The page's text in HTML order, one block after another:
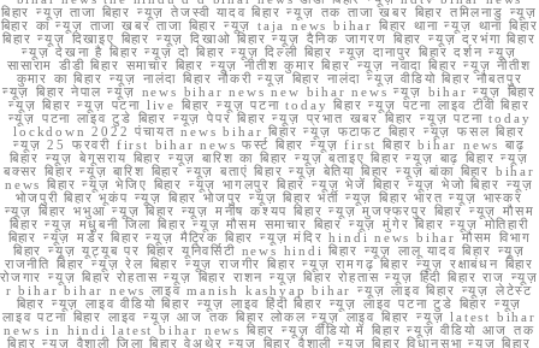
बिहार न्यूज़ ताजा बिहार न्यूज़ तेजस्वी यादव बिहार न्यूज़ तक ताजा खबर बिहार तमिलनाडु न्यूज़
बिहार का न्यूज़ ताजा खबर ताजा बिहार न्यूज़ taja news bihar बिहार थाना न्यूज़ थाना बिहार
बिहार न्यूज़ दिखाइए बिहार न्यूज़ दिखाओ बिहार न्यूज़ दैनिक जागरण बिहार न्यूज़ दरभंगा बिहार
न्यूज़ देखना है बिहार न्यूज़ दो बिहार न्यूज़ दिल्ली बिहार न्यूज़ दानापुर बिहार दर्शन न्यूज़
सासाराम डीडी बिहार समाचार बिहार न्यूज़ नीतीश कुमार बिहार न्यूज़ नवादा बिहार न्यूज़ नीतीश
कुमार का बिहार न्यूज़ नालंदा बिहार नौकरी न्यूज़ बिहार नालंदा न्यूज़ वीडियो बिहार नौबतपुर
न्यूज़ बिहार नेपाल न्यूज़ news bihar news new bihar news न्यूज़ bihar न्यूज़ बिहार
न्यूज़ बिहार न्यूज़ पटना live बिहार न्यूज़ पटना today बिहार न्यूज़ पटना लाइव टीवी बिहार
न्यूज़ पटना लाइव टुडे बिहार न्यूज़ पेपर बिहार न्यूज़ प्रभात खबर बिहार न्यूज़ पटना today
lockdown 2022 पंचायत news bihar बिहार न्यूज़ फटाफट बिहार न्यूज़ फसल बिहार
न्यूज़ 25 फरवरी first bihar news फर्स्ट बिहार न्यूज़ first बिहार bihar news बाढ़
बिहार न्यूज़ बेगूसराय बिहार न्यूज़ बारिश का बिहार न्यूज़ बताइए बिहार न्यूज़ बाढ़ बिहार न्यूज़
बक्सर बिहार न्यूज़ बारिश बिहार न्यूज़ बताएं बिहार न्यूज़ बेतिया बिहार न्यूज़ बांका बिहार bihar
news बिहार न्यूज़ भेजिए बिहार न्यूज़ भागलपुर बिहार न्यूज़ भेजें बिहार न्यूज़ भेजो बिहार न्यूज़
भोजपुरी बिहार भूकंप न्यूज़ बिहार भोजपुर न्यूज़ बिहार भर्ती न्यूज़ बिहार भारत न्यूज़ भास्कर
न्यूज़ बिहार भभुआ न्यूज़ बिहार न्यूज़ मनीष कश्यप बिहार न्यूज़ मुजफ्फरपुर बिहार न्यूज़ मौसम
बिहार न्यूज़ मधुबनी जिला बिहार न्यूज़ मौसम समाचार बिहार न्यूज़ मुंगेर बिहार न्यूज़ मोतिहारी
बिहार न्यूज़ मर्डर बिहार न्यूज़ मैट्रिक बिहार न्यूज़ मंदिर hindi news bihar मौसम विभाग
बिहार न्यूज़ यूट्यूब पर बिहार यूनिवर्सिटी news hindi बिहार न्यूज़ लालू यादव बिहार न्यूज़
राजनीति बिहार न्यूज़ रेल बिहार न्यूज़ राजगीर बिहार न्यूज़ रामगढ़ बिहार न्यूज़ रक्षाबंधन बिहार
रोजगार न्यूज़ बिहार रोहतास न्यूज़ बिहार राशन न्यूज़ बिहार रोहतास न्यूज़ हिंदी बिहार राज न्यूज़
r bihar bihar news लाइव manish kashyap bihar न्यूज़ लाइव बिहार न्यूज़ लेटेस्ट
बिहार न्यूज़ लाइव वीडियो बिहार न्यूज़ लाइव हिंदी बिहार न्यूज़ लाइव पटना टुडे बिहार न्यूज़
लाइव पटना बिहार लाइव न्यूज़ आज तक बिहार लोकल न्यूज़ लाइव बिहार न्यूज़ latest bihar
news in hindi latest bihar news बिहार न्यूज़ वीडियो में बिहार न्यूज़ वीडियो आज तक
बिहार न्यूज़ वैशाली जिला बिहार वेअथेर न्यूज़ बिहार वैशाली न्यूज़ बिहार विधानसभा न्यूज़ बिहार